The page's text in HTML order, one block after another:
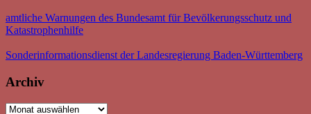
amtliche Warnungen des Bundesamt für Bevölkerungsschutz und
Katastrophenhilfe
Sonderinformationsdienst der Landesregierung Baden-Württemberg
Archiv
Archiv